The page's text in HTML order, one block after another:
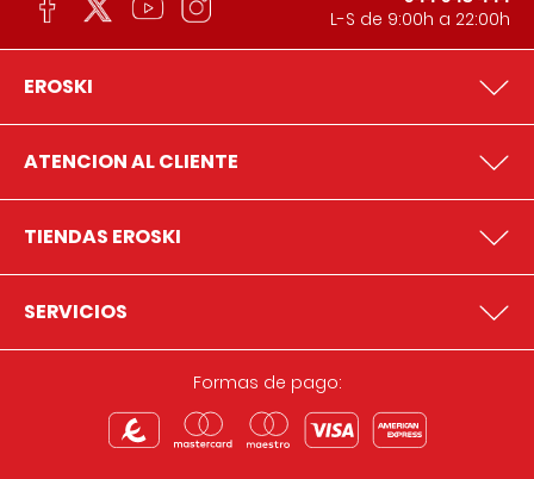
L-S de 9:00h a 22:00h
EROSKI
ATENCION AL CLIENTE
TIENDAS EROSKI
SERVICIOS
Formas de pago: